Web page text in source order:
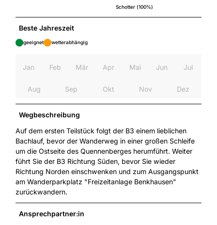
Schotter (100%)
Beste Jahreszeit
geeignet wetterabhängig
Jan Feb Mär Apr Mai Jun Jul
Aug Sep Okt Nov Dez
Wegbeschreibung
Auf dem ersten Teilstück folgt der B3 einem lieblichen
Bachlauf, bevor der Wanderweg in einer großen Schleife
um die Ostseite des Quennenberges herumführt. Weiter
führt Sie der B3 Richtung Süden, bevor Sie wieder
Richtung Norden einschwenken und zum Ausgangspunkt
am Wanderparkplatz "Freizeitanlage Benkhausen"
zurückwandern.
Ansprechpartner:in